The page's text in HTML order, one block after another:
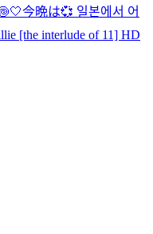
今晩は💞 일본에서 어
[the interlude of 11] HD